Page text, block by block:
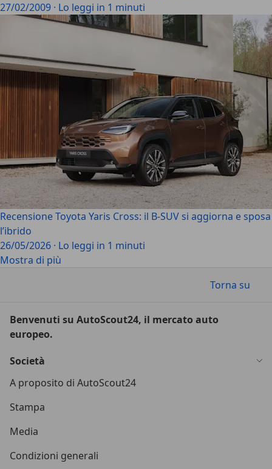
27/02/2009 · Lo leggi in 1 minuti
Recensione Toyota Yaris Cross: il B-SUV si aggiorna e sposa
l’ibrido
26/05/2026 · Lo leggi in 1 minuti
Mostra di più
Torna su
Benvenuti su AutoScout24, il mercato auto
europeo.
Società
A proposito di AutoScout24
Stampa
Media
Condizioni generali